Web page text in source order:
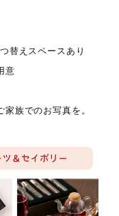
替えスペースあり
意
族でのお写真を。